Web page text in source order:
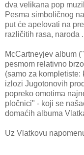
dva velikana pop
Pesma simboličnog
put će apelovati na
različitih rasa, naroda
McCartneyjev album
pesmom relativno
(samo za kompletiste:
izlozi Jugotonovih
popreko omotima
pločnici" - koji se
domaćih albuma
Uz Vlatkovu